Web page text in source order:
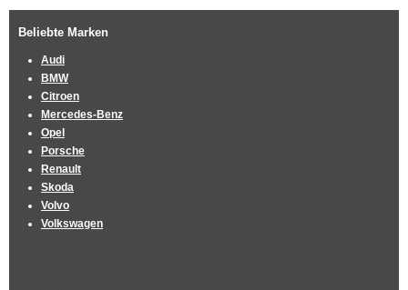
Beliebte Marken
Audi
BMW
Citroen
Mercedes-Benz
Opel
Porsche
Renault
Skoda
Volvo
Volkswagen